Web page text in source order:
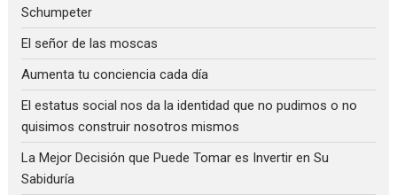
Schumpeter
El señor de las moscas
Aumenta tu conciencia cada día
El estatus social nos da la identidad que no pudimos o no
quisimos construir nosotros mismos
La Mejor Decisión que Puede Tomar es Invertir en Su
Sabiduría